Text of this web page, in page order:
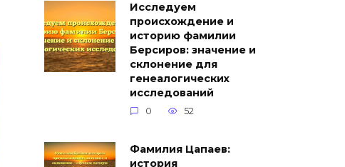
Исследуем
происхождение и
историю фамилии
Берсиров: значение и
склонение для
генеалогических
исследований
0 52
Фамилия Цапаев:
история